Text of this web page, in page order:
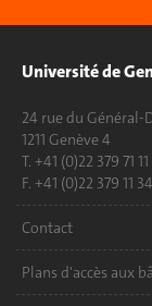
Université de
24 rue du Général-
1211 Genève 4
T. +41 (0)22 379 71 11
F. +41 (0)22 379 11 34
Contact
Plans d'accès aux